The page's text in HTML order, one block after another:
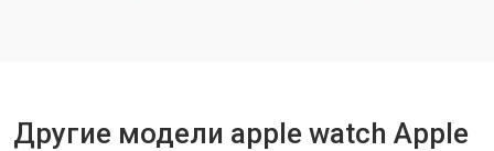
Другие модели apple watch Apple